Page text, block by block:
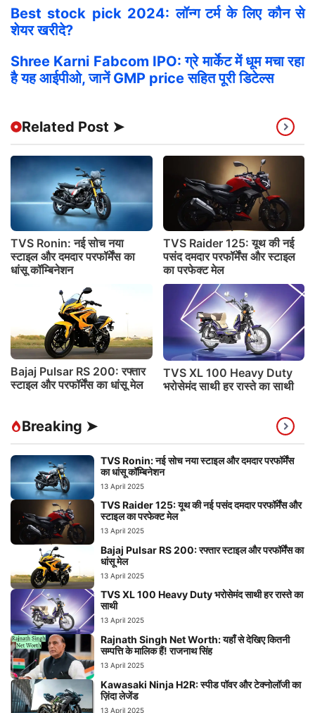
Best stock pick 2024: लॉन्ग टर्म के लिए कौन से
शेयर खरीदे?
Shree Karni Fabcom IPO: ग्रे मार्केट में धूम मचा रहा
है यह आईपीओ, जानें GMP price सहित पूरी डिटेल्स
Related Post ➤
TVS Ronin: नई सोच नया
स्टाइल और दमदार परफॉर्मेंस का
धांसू कॉम्बिनेशन
TVS Raider 125: यूथ की नई
पसंद दमदार परफॉर्मेंस और स्टाइल
का परफेक्ट मेल
Bajaj Pulsar RS 200: रफ्तार
स्टाइल और परफॉर्मेंस का धांसू मेल
TVS XL 100 Heavy Duty
भरोसेमंद साथी हर रास्ते का साथी
Breaking ➤
TVS Ronin: नई सोच नया स्टाइल और दमदार परफॉर्मेंस
का धांसू कॉम्बिनेशन
13 April 2025
TVS Raider 125: यूथ की नई पसंद दमदार परफॉर्मेंस और
स्टाइल का परफेक्ट मेल
13 April 2025
Bajaj Pulsar RS 200: रफ्तार स्टाइल और परफॉर्मेंस का
धांसू मेल
13 April 2025
TVS XL 100 Heavy Duty भरोसेमंद साथी हर रास्ते का
साथी
13 April 2025
Rajnath Singh Net Worth: यहाँ से देखिए कितनी
सम्पत्ति के मालिक हैं! राजनाथ सिंह
13 April 2025
Kawasaki Ninja H2R: स्पीड पॉवर और टेक्नोलॉजी का
ज़िंदा लेजेंड
13 April 2025